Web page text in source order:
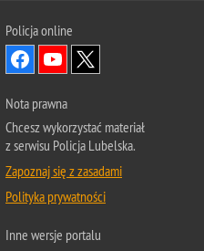
Policja online
Nota prawna
Chcesz wykorzystać materiał
z serwisu Policja Lubelska.
Zapoznaj się z zasadami
Polityka prywatności
Inne wersje portalu